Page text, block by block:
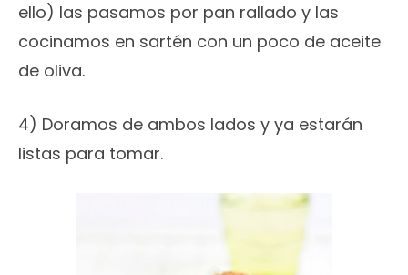
ello) las pasamos por pan rallado y las
cocinamos en sartén con un poco de aceite
de oliva.
4) Doramos de ambos lados y ya estarán
listas para tomar.